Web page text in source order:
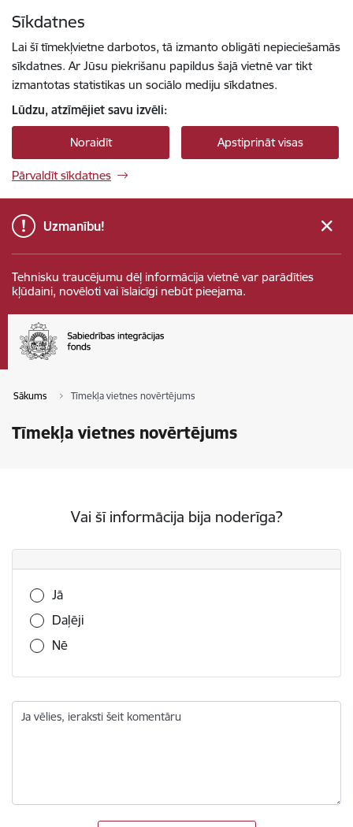
Sīkdatnes
Lai šī tīmekļvietne darbotos, tā izmanto obligāti nepieciešamās
sīkdatnes. Ar Jūsu piekrišanu papildus šajā vietnē var tikt
izmantotas statistikas un sociālo mediju sīkdatnes.
Lūdzu, atzīmējiet savu izvēli:
Noraidīt Apstiprināt visas
Pārvaldīt sīkdatnes
Uzmanību!
Tehnisku traucējumu dēļ informācija vietnē var parādīties
kļūdaini, novēloti vai īslaicīgi nebūt pieejama.
Sākums Tīmekļa vietnes novērtējums
Tīmekļa vietnes novērtējums
Vai šī informācija bija noderīga?
Vai šī informācija bija noderīga?
Jā
Daļēji
Nē
Ja vēlies, ieraksti šeit komentāru